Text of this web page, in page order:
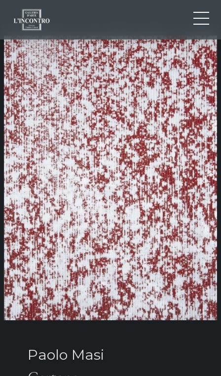
IT
EN
FR
CHI SIAMO
NEWS ED EVENTI
ARTISTI E OPERE
MOSTRE
CONTATTI
Paolo Masi